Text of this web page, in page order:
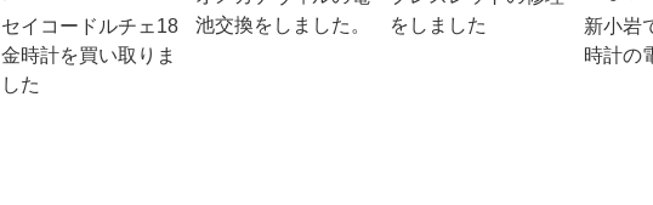
セイコードルチェ18
金時計を買い取りま
した
池交換をしました。
をしました
新小岩
時計の